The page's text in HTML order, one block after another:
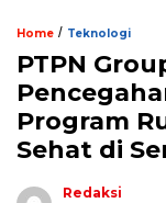
Home / Teknologi
PTPN
Program
Sehat di
Redaksi